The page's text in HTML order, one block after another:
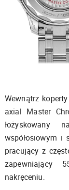
Wewnątrz
axial Master
łożyskowany
współosiowym i
pracujący z
zapewniający
nakręceniu.